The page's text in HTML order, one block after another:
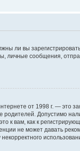
ли вы
сообщения,
от 1998 г. — это
Допустимо
вам, как к
не может давать